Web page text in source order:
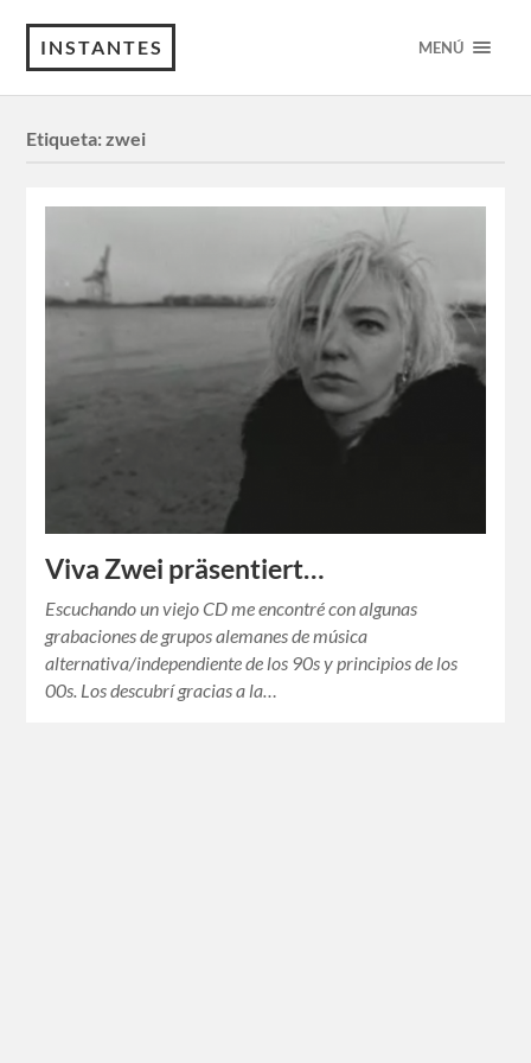
INSTANTES MENÚ
Etiqueta:zwei
Viva Zwei präsentiert…
Escuchando un viejo CD me encontré con algunas
grabaciones de grupos alemanes de música
alternativa/independiente de los 90s y principios de los
00s. Los descubrí gracias a la…